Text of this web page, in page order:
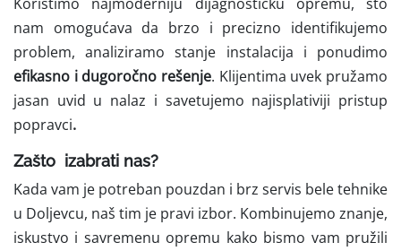
nam omogućava da brzo i precizno identifikujemo
problem, analiziramo stanje instalacija i ponudimo
efikasno i dugoročno rešenje. Klijentima uvek pružamo
jasan uvid u nalaz i savetujemo najisplativiji pristup
popravci.
Zašto izabrati nas?
Kada vam je potreban pouzdan i brz servis bele tehnike
u Doljevcu, naš tim je pravi izbor. Kombinujemo znanje,
iskustvo i savremenu opremu kako bismo vam pružili